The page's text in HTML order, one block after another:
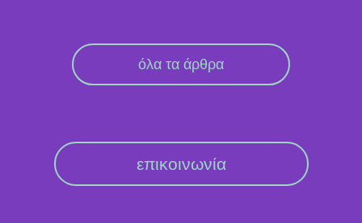
όλα τα άρθρα
επικοινωνία